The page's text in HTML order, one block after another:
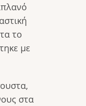
το
με
στα